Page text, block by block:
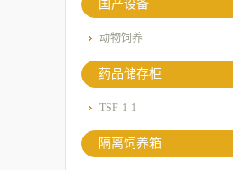
国产设备
动物饲养
药品储存柜
TSF-1-1
隔离饲养箱